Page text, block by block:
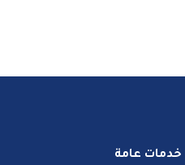
خدمات عامة